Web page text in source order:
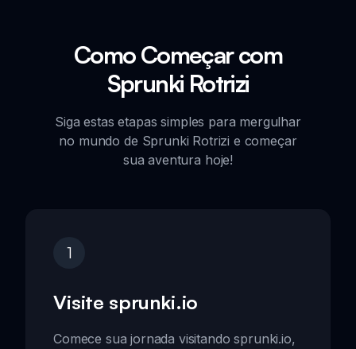
Como Começar com
Sprunki Rotrizi
Siga estas etapas simples para mergulhar
no mundo de Sprunki Rotrizi e começar
sua aventura hoje!
1
Visite sprunki.io
Comece sua jornada visitando sprunki.io,